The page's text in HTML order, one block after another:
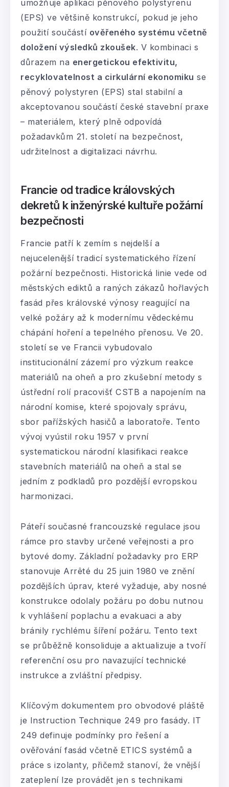
umožňuje aplikaci pěnového polystyrenu
(EPS) ve většině konstrukcí, pokud je jeho
použití součástí ověřeného systému včetně
doložení výsledků zkoušek. V kombinaci s
důrazem na energetickou efektivitu,
recyklovatelnost a cirkulární ekonomiku se
pěnový polystyren (EPS) stal stabilní a
akceptovanou součástí české stavební praxe
– materiálem, který plně odpovídá
požadavkům 21. století na bezpečnost,
udržitelnost a digitalizaci návrhu.
Francie od tradice královských
dekretů k inženýrské kultuře požární
bezpečnosti
Francie patří k zemím s nejdelší a
nejucelenější tradicí systematického řízení
požární bezpečnosti. Historická linie vede od
městských ediktů a raných zákazů hořlavých
fasád přes královské výnosy reagující na
velké požáry až k modernímu vědeckému
chápání hoření a tepelného přenosu. Ve 20.
století se ve Francii vybudovalo
institucionální zázemí pro výzkum reakce
materiálů na oheň a pro zkušební metody s
ústřední rolí pracovišť CSTB a napojením na
národní komise, které spojovaly správu,
sbor pařížských hasičů a laboratoře. Tento
vývoj vyústil roku 1957 v první
systematickou národní klasifikaci reakce
stavebních materiálů na oheň a stal se
jedním z podkladů pro pozdější evropskou
harmonizaci.
Páteří současné francouzské regulace jsou
rámce pro stavby určené veřejnosti a pro
bytové domy. Základní požadavky pro ERP
stanovuje Arrêté du 25 juin 1980 ve znění
pozdějších úprav, které vyžaduje, aby nosné
konstrukce odolaly požáru po dobu nutnou
k vyhlášení poplachu a evakuaci a aby
bránily rychlému šíření požáru. Tento text
se průběžně konsoliduje a aktualizuje a tvoří
referenční osu pro navazující technické
instrukce a zvláštní předpisy.
Klíčovým dokumentem pro obvodové pláště
je Instruction Technique 249 pro fasády. IT
249 definuje podmínky pro řešení a
ověřování fasád včetně ETICS systémů a
práce s izolanty, přičemž stanoví, že vnější
zateplení lze provádět jen s technikami